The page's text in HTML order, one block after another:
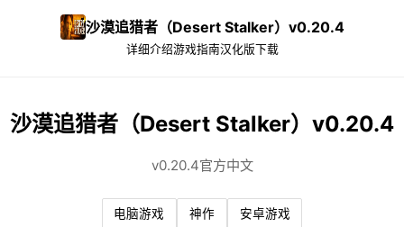
沙漠追猎者（Desert Stalker）v0.20.4
详细介绍游戏指南汉化版下载
沙漠追猎者（Desert Stalker）v0.20.4
v0.20.4官方中文
电脑游戏 神作 安卓游戏